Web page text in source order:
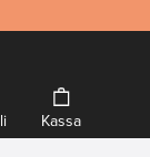
Kassa